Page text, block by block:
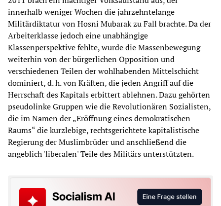
innerhalb weniger Wochen die jahrzehntelange
Militärdiktatur von Hosni Mubarak zu Fall brachte. Da der
Arbeiterklasse jedoch eine unabhängige
Klassenperspektive fehlte, wurde die Massenbewegung
weiterhin von der bürgerlichen Opposition und
verschiedenen Teilen der wohlhabenden Mittelschicht
dominiert, d. h. von Kräften, die jeden Angriff auf die
Herrschaft des Kapitals erbittert ablehnen. Dazu gehörten
pseudolinke Gruppen wie die Revolutionären Sozialisten,
die im Namen der „Eröffnung eines demokratischen
Raums“ die kurzlebige, rechtsgerichtete kapitalistische
Regierung der Muslimbrüder und anschließend die
angeblich 'liberalen' Teile des Militärs unterstützten.